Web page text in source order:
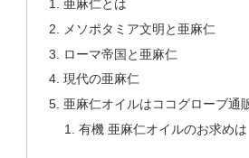
亜麻仁とは
メソポタミア文明と亜麻仁
ローマ帝国と亜麻仁
現代の亜麻仁
亜麻仁オイルはココグローブ通
有機 亜麻仁オイルのお求めは